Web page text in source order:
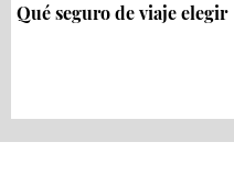
Qué seguro de viaje elegir